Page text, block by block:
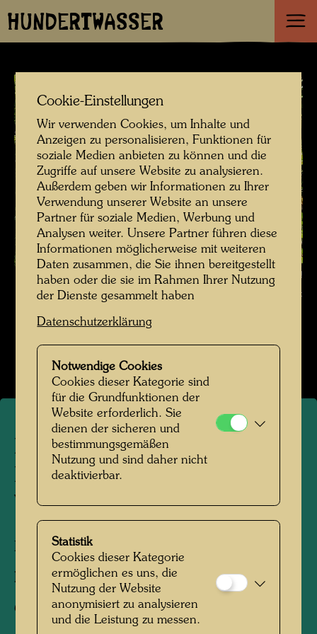
HUNDERTWASSER
Das Farmhaus in Hundertwassers Kaurinui Valley , Fotograf: Richard
Smart © Richard Smart
Das Farmhaus im Kaurinui Valley
Das Farmhaus in
Hundertwassers Kaurinui
Valley
Kaurinui, Neuseeland, 2019
Fotograf:Richard Smart
Copyright:Richard Smart
Cookie-Einstellungen
Wir verwenden Cookies, um Inhalte und
Anzeigen zu personalisieren, Funktionen für
soziale Medien anbieten zu können und die
Zugriffe auf unsere Website zu analysieren.
Außerdem geben wir Informationen zu Ihrer
Verwendung unserer Website an unsere
Partner für soziale Medien, Werbung und
Analysen weiter. Unsere Partner führen diese
Informationen möglicherweise mit weiteren
Daten zusammen, die Sie ihnen bereitgestellt
haben oder die sie im Rahmen Ihrer Nutzung
der Dienste gesammelt haben
Datenschutzerklärung
Notwendige Cookies
Cookies dieser Kategorie sind
für die Grundfunktionen der
Website erforderlich. Sie
dienen der sicheren und
bestimmungsgemäßen
Nutzung und sind daher nicht
deaktivierbar.
Statistik
Cookies dieser Kategorie
ermöglichen es uns, die
Nutzung der Website
anonymisiert zu analysieren
und die Leistung zu messen.